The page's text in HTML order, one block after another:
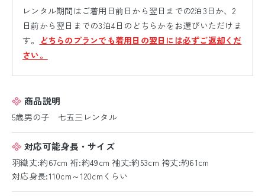
レンタル期間はご着用日前日から翌日までの2泊3日か、2
日前から翌日までの3泊4日のどちらかをお選びいただけま
す。
どちらのプランでも着用日の翌日には必ずご返却くだ
さい。
商品説明
5歳男の子 七五三レンタル
対応可能身長・サイズ
羽織丈:約67cm 裄:約49cm 袖丈:約53cm 袴丈:約61cm
対応身長:110cm～120cmくらい